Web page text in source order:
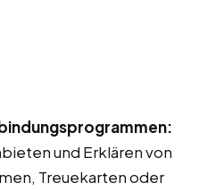
und Erklären von
Treuekarten oder